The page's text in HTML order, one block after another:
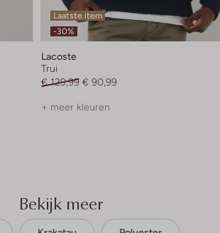
Laatste item
-30%
Lacoste
Trui
€ 129,99 € 90,99
+ meer kleuren
Bekijk meer